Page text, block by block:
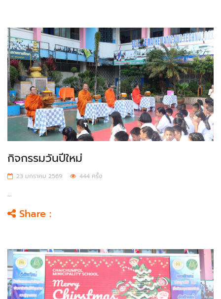
กิจกรรมวันปีใหม่
23 มกราคม 2569 444 ครั้ง
...
Share :